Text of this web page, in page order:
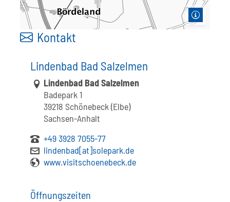
Kontakt
Lindenbad Bad Salzelmen
Link zur Google-Maps Navigation
Lindenbad Bad Salzelmen
Badepark 1
39218 Schönebeck (Elbe)
Sachsen-Anhalt
+49 3928 7055-77
lindenbad[at]solepark.de
www.visitschoenebeck.de
Öffnungszeiten